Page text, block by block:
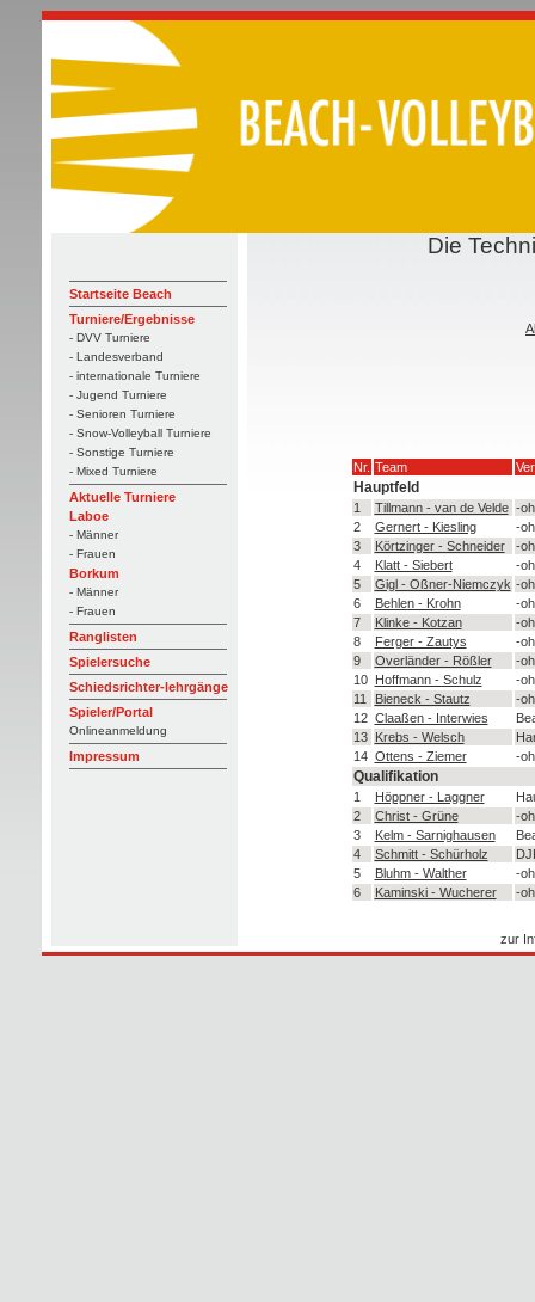
Startseite Beach
Turniere/Ergebnisse
- DVV Turniere
- Landesverband
- internationale Turniere
- Jugend Turniere
- Senioren Turniere
- Snow-Volleyball Turniere
- Sonstige Turniere
- Mixed Turniere
Aktuelle Turniere
Laboe
- Männer
- Frauen
Borkum
- Männer
- Frauen
Ranglisten
Spielersuche
Schiedsrichter-lehrgänge
Spieler/Portal
Onlineanmeldung
Impressum
Die
Nr. Team
Hauptfeld
1 Tillmann - van de Velde -
2
Gernert - Kiesling
-
3
Körtzinger - Schneider
-
4
Klatt - Siebert
-
5
Gigl - Oßner-Niemczyk -
6
Behlen - Krohn
-
7
Klinke - Kotzan
-
8
Ferger - Zautys
-
9
Overländer - Rößler
-
10
Hoffmann - Schulz
-
11
Bieneck - Stautz
-
12 Claaßen - Interwies
13
Krebs - Welsch
14 Ottens - Ziemer -
Qualifikation
1 Höppner - Laggner
2
Christ - Grüne
-
3
Kelm - Sarnighausen
4
Schmitt - Schürholz
5
Bluhm - Walther
-
6
Kaminski - Wucherer -
zur